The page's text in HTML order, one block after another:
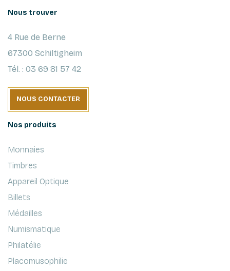
Nous trouver
4 Rue de Berne
67300 Schiltigheim
Tél. : 03 69 81 57 42
NOUS CONTACTER
Nos produits
Monnaies
Timbres
Appareil Optique
Billets
Médailles
Numismatique
Philatélie
Placomusophilie